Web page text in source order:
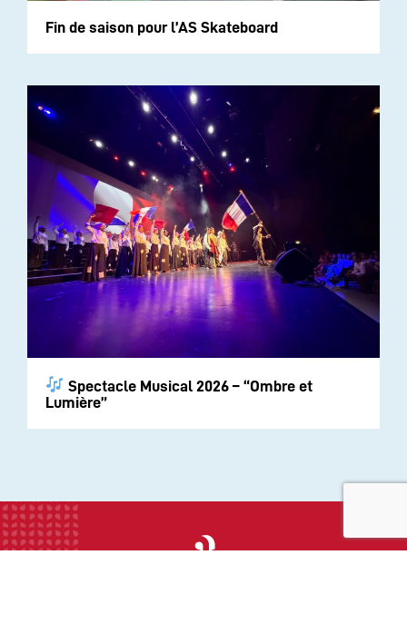
Fin de saison pour l’AS Skateboard
Spectacle Musical 2026 – “Ombre et
Lumière”